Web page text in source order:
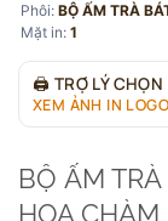
Phôi: BỘ ẤM TRÀ
Mặt in: 1
🖨 TRỢ LÝ
XEM ẢNH IN
BỘ ẤM
HOA